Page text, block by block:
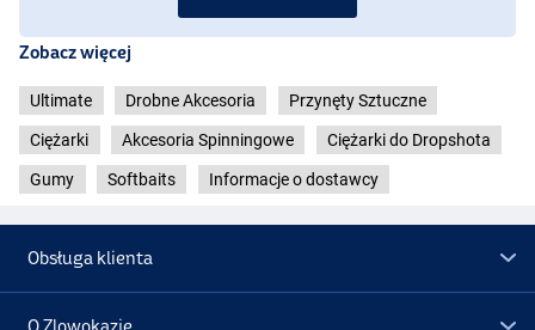
Zobacz więcej
Ultimate Drobne Akcesoria Przynęty Sztuczne
Ciężarki Akcesoria Spinningowe Ciężarki do Dropshota
Gumy Softbaits Informacje o dostawcy
Obsługa klienta
O Zlowokazje